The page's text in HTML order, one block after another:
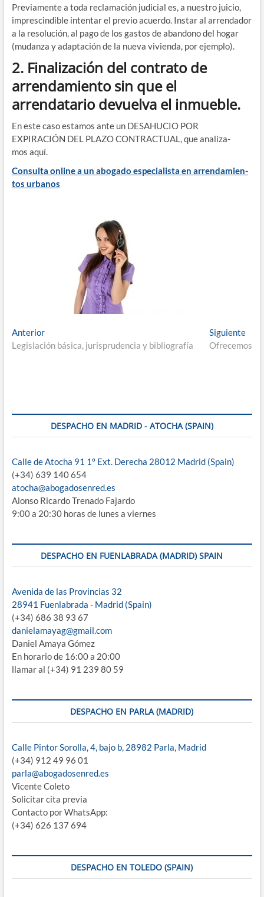
Pre­via­men­te a toda recla­ma­ción judi­cial es, a nues­tro jui­cio,
impres­cin­di­ble inten­tar el pre­vio acuer­do. Ins­tar al arren­da­dor
a la reso­lu­ción, al pago de los gas­tos de aban­dono del hogar
(mudan­za y adap­ta­ción de la nue­va vivien­da, por ejemplo).
2. Finalización del contrato de
arrendamiento sin que el
arrendatario devuelva el inmueble.
En este caso esta­mos ante un DESAHUCIO POR
EXPIRACIÓN DEL PLAZO CONTRACTUAL, que ana­li­za­
mos aquí.
Con­sul­ta onli­ne a un abo­ga­do espe­cia­lis­ta en arren­da­mien­
tos urbanos
Navegación
de
AnteriorEntrada
anterior:
Legislación básica, jurisprudencia y bibliografía
Siguiente
Ofrecemos
DESPACHO EN MADRID - ATOCHA (SPAIN)
Calle de Atocha 91 1º Ext. Derecha 28012 Madrid (Spain)
(+34) 639 140 654
atocha@abogadosenred.es
Alonso Ricardo Trenado Fajardo
9:00 a 20:30 horas de lunes a viernes
DESPACHO EN FUENLABRADA (MADRID) SPAIN
Avenida de las Provincias 32
28941 Fuenlabrada - Madrid (Spain)
(+34) 686 38 93 67
danielamayag@gmail.com
Daniel Amaya Gómez
En horario de 16:00 a 20:00
llamar al (+34) 91 239 80 59
DESPACHO EN PARLA (MADRID)
Calle Pintor Sorolla, 4, bajo b, 28982 Parla, Madrid
(+34) 912 49 96 01
parla@abogadosenred.es
Vicente Coleto
Solicitar cita previa
Contacto por WhatsApp:
(+34) 626 137 694
DESPACHO EN TOLEDO (SPAIN)